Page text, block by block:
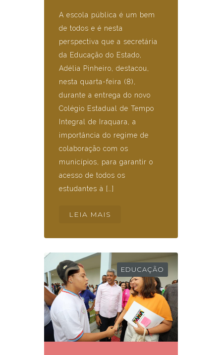
A escola pública é um bem
de todos e é nesta
perspectiva que a secretária
da Educação do Estado,
Adélia Pinheiro, destacou,
nesta quarta-feira (8),
durante a entrega do novo
Colégio Estadual de Tempo
Integral de Iraquara, a
importância do regime de
colaboração com os
municípios, para garantir o
acesso de todos os
estudantes à […]
LEIA MAIS
EDUCAÇÃO